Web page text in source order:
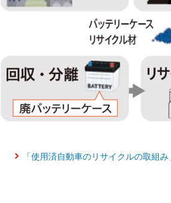
「使用済自動車のリサイクルの取組み